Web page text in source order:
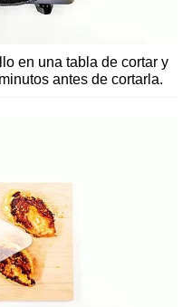
en una tabla de cortar y
antes de cortarla.